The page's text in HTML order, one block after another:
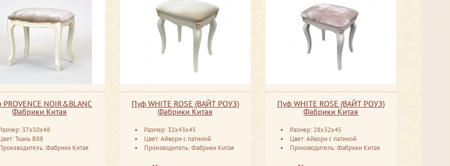
NOIR&BLANC
Фабрики Китая
37x50x48
Ткань В88
Фабрики Китая
Пуф WHITE ROSE (ВАЙТ РОУЗ)
Фабрики Китая
Размер: 32x43x45
Цвет: Айвори с патиной
Производитель: Фабрики Китая
Пуф WHITE ROSE (ВАЙТ РОУЗ)
Фабрики Китая
Размер: 28x32x45
Цвет: Айвори с патиной
Производитель: Фабрики Китая